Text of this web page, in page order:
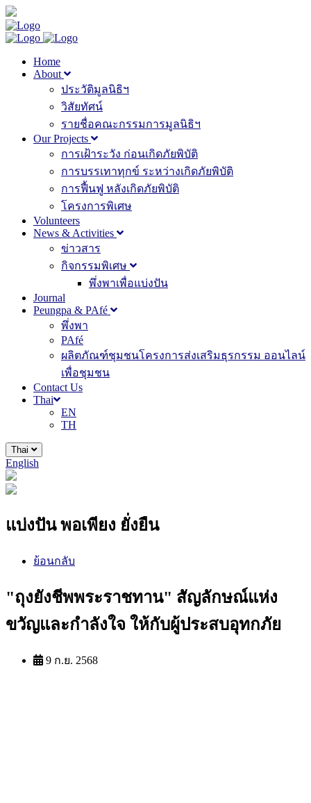
Home
About
ประวัติมูลนิธิฯ
วิสัยทัศน์
รายชื่อคณะกรรมการมูลนิธิฯ
Our Projects
การเฝ้าระวัง ก่อนเกิดภัยพิบัติ
การบรรเทาทุกข์ ระหว่างเกิดภัยพิบัติ
การฟื้นฟู หลังเกิดภัยพิบัติ
โครงการพิเศษ
Volunteers
News & Activities
ข่าวสาร
กิจกรรมพิเศษ
พึ่งพาเพื่อแบ่งปัน
Journal
Peungpa & PAfé
พึ่งพา
PAfé
ผลิตภัณฑ์ชุมชนโครงการส่งเสริมธุรกรรม ออนไลน์
เพื่อชุมชน
Contact Us
Thai
EN
TH
Thai
English
แบ่งปัน พอเพียง ยั่งยืน
ย้อนกลับ
"ถุงยังชีพพระราชทาน" สัญลักษณ์แห่ง
ขวัญและกำลังใจ ให้กับผู้ประสบอุทกภัย
9 ก.ย. 2568